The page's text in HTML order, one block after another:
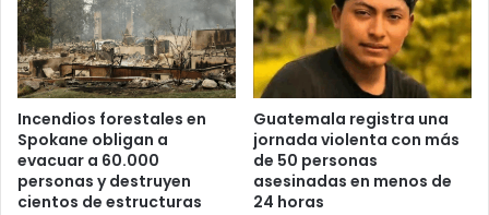
Incendios forestales en
Spokane obligan a
evacuar a 60.000
personas y destruyen
cientos de estructuras
Guatemala registra una
jornada violenta con más
de 50 personas
asesinadas en menos de
24 horas